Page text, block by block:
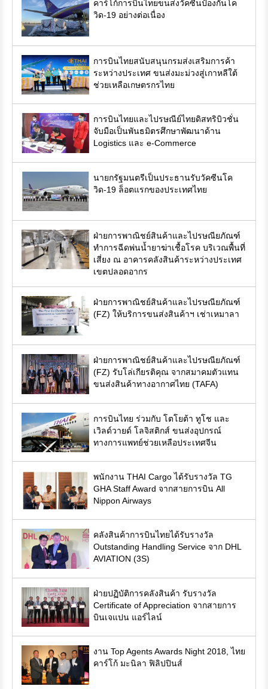
คาร์โก้การบินไทยขนส่งวัคซีนป้องกันโค
วิด-19 อย่างต่อเนื่อง
การบินไทยสนับสนุนกรมส่งเสริมการค้า
ระหว่างประเทศ ขนส่งมะม่วงสู่เกาหลีใต้
ช่วยเหลือเกษตรกรไทย
การบินไทยและไปรษณีย์ไทยดิสทริบิวชั่น
จับมือเป็นพันธมิตรศึกษาพัฒนาด้าน
Logistics และ e-Commerce
นายกรัฐมนตรีเป็นประธานรับวัคซีนโค
วิด-19 ล็อตแรกของประเทศไทย
ฝ่ายการพาณิชย์สินค้าและไปรษณียภัณฑ์
ทำการฉีดพ่นน้ำยาฆ่าเชื้อโรค บริเวณพื้นที่
เสี่ยง ณ อาคารคลังสินค้าระหว่างประเทศ
เขตปลอดอากร
ฝ่ายการพาณิชย์สินค้าและไปรษณียภัณฑ์
(FZ) ให้บริการขนส่งสินค้าฯ เช่าเหมาลา
ฝ่ายการพาณิชย์สินค้าและไปรษณียภัณฑ์
(FZ) รับโล่เกียรติคุณ จากสมาคมตัวแทน
ขนส่งสินค้าทางอากาศไทย (TAFA)
การบินไทย ร่วมกับ โตโยต้า ทูโช และ
เวิลด์วายด์ โลจิสติกส์ ขนส่งอุปกรณ์
ทางการแพทย์ช่วยเหลือประเทศจีน
พนักงาน THAI Cargo ได้รับรางวัล TG
GHA Staff Award จากสายการบิน All
Nippon Airways
คลังสินค้าการบินไทยได้รับรางวัล
Outstanding Handling Service จาก DHL
AVIATION (3S)
ฝ่ายปฏิบัติการคลังสินค้า รับรางวัล
Certificate of Appreciation จากสายการ
บินเจแปน แอร์ไลน์
งาน Top Agents Awards Night 2018, ไทย
คาร์โก้ มะนิลา ฟิลิปปินส์